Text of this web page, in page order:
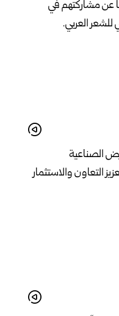
عن مشاركتهم في
العربي.
الصناعية
التعاون والاستثمار